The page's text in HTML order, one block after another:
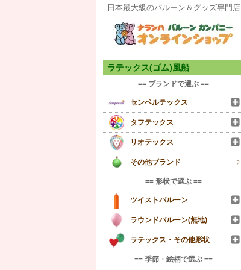
日本最大級のバルーン＆グッズ専門店
ラテックス(ゴム)風船
== ブランドで選ぶ ==
センペルテックス
タフテックス
リオテックス
その他ブランド
2
== 形状で選ぶ ==
ツイストバルーン
ラウンドバルーン(無地)
ラテックス・その他形状
== 季節・絵柄で選ぶ ==